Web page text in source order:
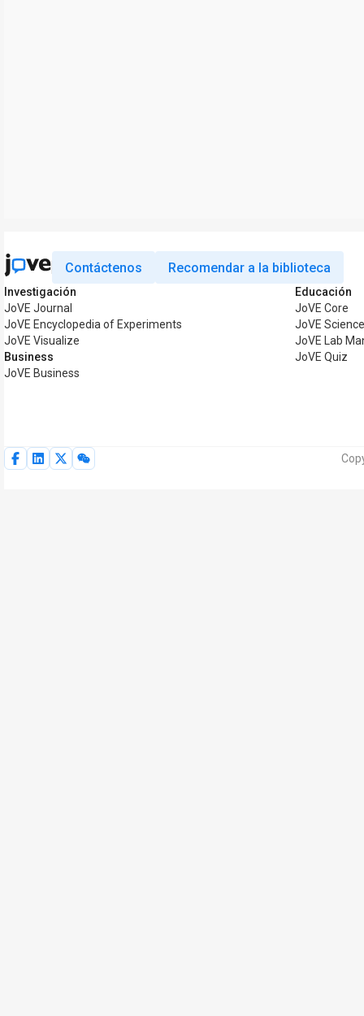
Contáctenos Recomendar a la biblioteca
Investigación
JoVE Journal
JoVE Encyclopedia of Experiments
JoVE Visualize
Business
JoVE Business
Educación
JoVE Core
JoVE
JoVE Lab
JoVE Quiz